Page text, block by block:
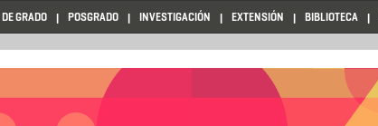
GRADO POSGRADO INVESTIGACIÓN EXTENSIÓN BIBLIOTECA